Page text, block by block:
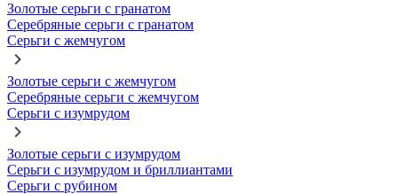
Золотые серьги с гранатом
Серебряные серьги с гранатом
Серьги с жемчугом
Золотые серьги с жемчугом
Серебряные серьги с жемчугом
Серьги с изумрудом
Золотые серьги с изумрудом
Серьги с изумрудом и бриллиантами
Серьги с рубином